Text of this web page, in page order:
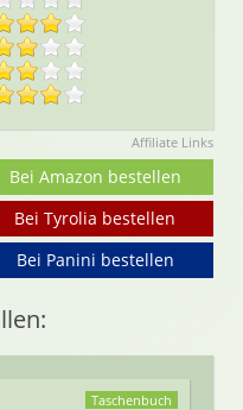
Affiliate Links
Bei Amazon bestellen
Bei Tyrolia bestellen
Bei Panini bestellen
Taschenbuch